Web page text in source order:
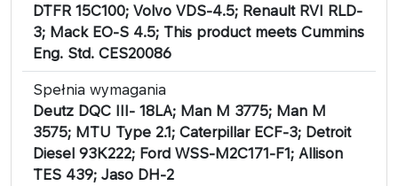
DTFR 15C100; Volvo VDS-4.5; Renault RVI RLD-
3; Mack EO-S 4.5; This product meets Cummins
Eng. Std. CES20086
Spełnia wymagania
Deutz DQC III- 18LA; Man M 3775; Man M
3575; MTU Type 2.1; Caterpillar ECF-3; Detroit
Diesel 93K222; Ford WSS-M2C171-F1; Allison
TES 439; Jaso DH-2